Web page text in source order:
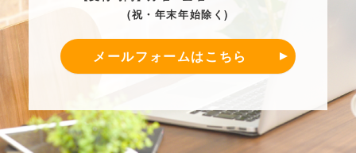
(祝・年末年始除く)
メールフォームはこちら